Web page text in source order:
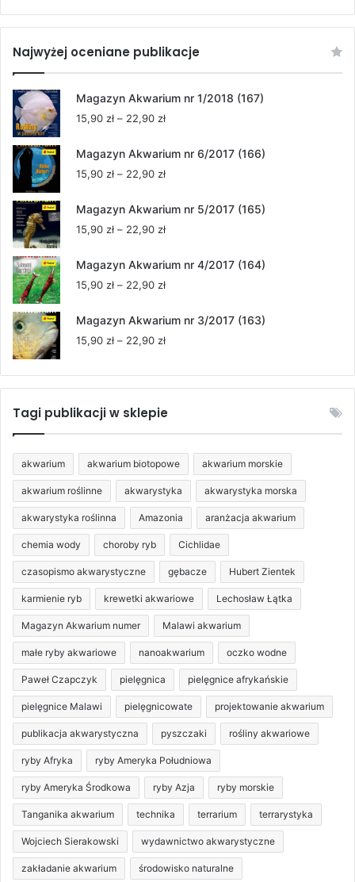
Najwyżej oceniane publikacje
Magazyn Akwarium nr 1/2018 (167)
15,90 zł – 22,90 złZakres
od
Magazyn Akwarium nr 6/2017 (166)
15,90 zł – 22,90 złZakres
od
Magazyn Akwarium nr 5/2017 (165)
15,90 zł – 22,90 złZakres
od
Magazyn Akwarium nr 4/2017 (164)
15,90 zł – 22,90 złZakres
od
Magazyn Akwarium nr 3/2017 (163)
15,90 zł – 22,90 złZakres
od
15,90 zł
Tagi publikacji w sklepie
akwarium akwarium biotopowe akwarium morskie
akwarium roślinne akwarystyka akwarystyka morska
akwarystyka roślinna Amazonia aranżacja akwarium
chemia wody choroby ryb Cichlidae
czasopismo akwarystyczne gębacze Hubert Zientek
karmienie ryb krewetki akwariowe Lechosław Łątka
Magazyn Akwarium numer Malawi akwarium
małe ryby akwariowe nanoakwarium oczko wodne
Paweł Czapczyk pielęgnica pielęgnice afrykańskie
pielęgnice Malawi pielęgnicowate projektowanie akwarium
publikacja akwarystyczna pyszczaki rośliny akwariowe
ryby Afryka ryby Ameryka Południowa
ryby Ameryka Środkowa ryby Azja ryby morskie
Tanganika akwarium technika terrarium terrarystyka
Wojciech Sierakowski wydawnictwo akwarystyczne
zakładanie akwarium środowisko naturalne